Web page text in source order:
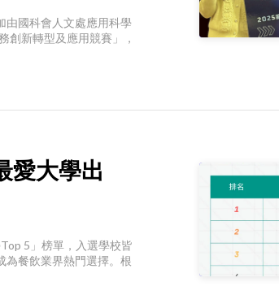
由國科會人文處應用科學
創新轉型及應用競賽」，
愛大學出
5」榜單，入選學校皆
為餐飲業界熱門選擇。根